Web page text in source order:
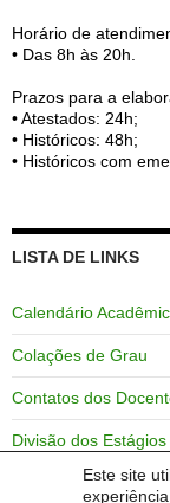
Este site
Horário de
• Das 8h às 20h.
Prazos para a
• Atestados: 24h;
• Históricos: 48h;
• Históricos com
LISTA DE LINKS
Calendário
Colações de Grau
Contatos dos
Divisão dos Estágios